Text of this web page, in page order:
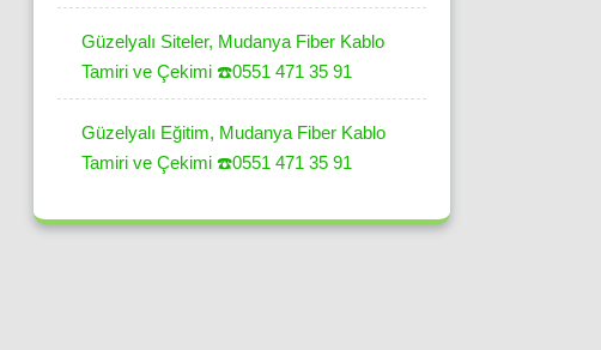
Güzelyalı Siteler, Mudanya Fiber Kablo
Tamiri ve Çekimi ☎️0551 471 35 91
Güzelyalı Eğitim, Mudanya Fiber Kablo
Tamiri ve Çekimi ☎️0551 471 35 91